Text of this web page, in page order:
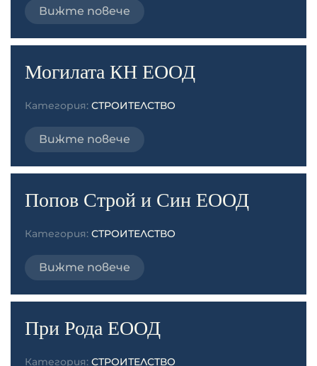
Вижте повече
Могилата КН ЕООД
Категория: СТРОИТЕЛСТВО
Вижте повече
Попов Строй и Син ЕООД
Категория: СТРОИТЕЛСТВО
Вижте повече
При Рода ЕООД
Категория: СТРОИТЕЛСТВО